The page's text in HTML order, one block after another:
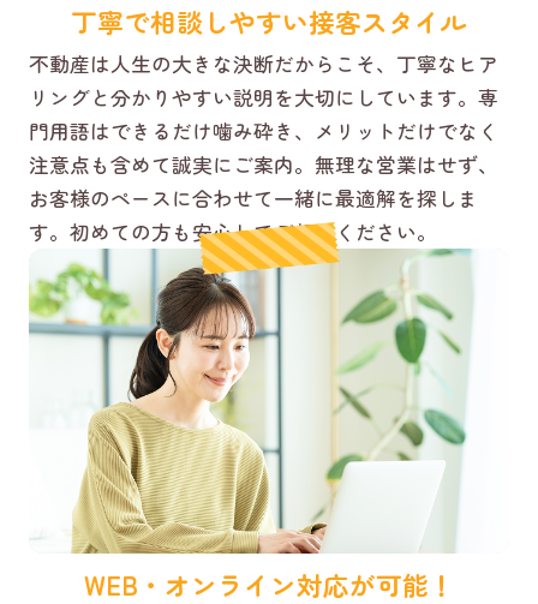
丁寧で相談しやすい接客スタイル
不動産は人生の大きな決断だからこそ、丁寧なヒア
リングと分かりやすい説明を大切にしています。専
門用語はできるだけ噛み砕き、メリットだけでなく
注意点も含めて誠実にご案内。無理な営業はせず、
お客様のペースに合わせて一緒に最適解を探しま
す。初めての方も安心してご相談ください。
WEB・オンライン対応が可能！